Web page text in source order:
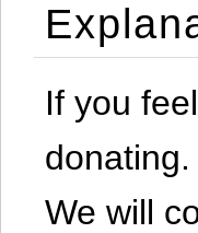
If you
donating.
We will